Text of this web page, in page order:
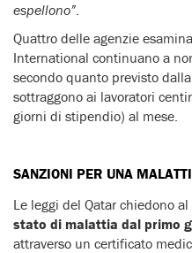
espellono”.
Quattro delle agenzie
International continuano a
secondo quanto previsto
sottraggono ai lavoratori
giorni di stipendio) al mese.
SANZIONI PER UNA
Le leggi del Qatar chiedono
stato di malattia dal primo
attraverso un certificato